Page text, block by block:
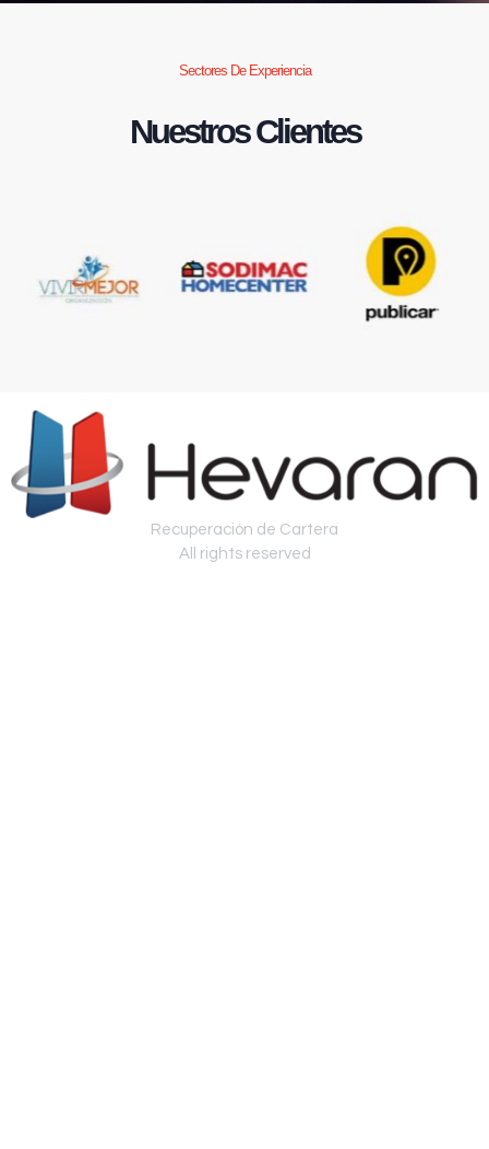
Sectores De Experiencia
Nuestros Clientes
Recuperación de Cartera
All rights reserved